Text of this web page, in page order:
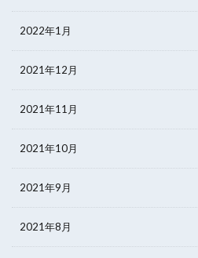
2022年1月
2021年12月
2021年11月
2021年10月
2021年9月
2021年8月